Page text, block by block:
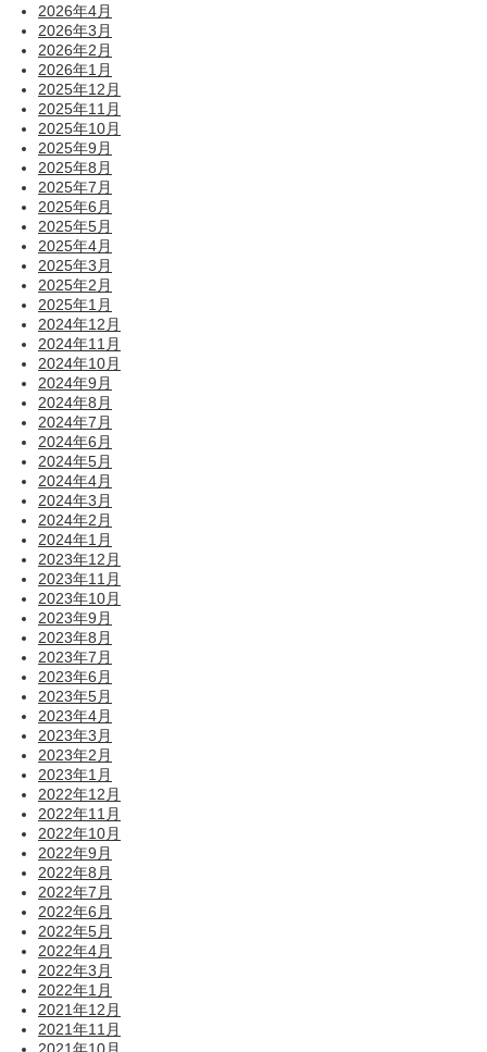
2026年4月
2026年3月
2026年2月
2026年1月
2025年12月
2025年11月
2025年10月
2025年9月
2025年8月
2025年7月
2025年6月
2025年5月
2025年4月
2025年3月
2025年2月
2025年1月
2024年12月
2024年11月
2024年10月
2024年9月
2024年8月
2024年7月
2024年6月
2024年5月
2024年4月
2024年3月
2024年2月
2024年1月
2023年12月
2023年11月
2023年10月
2023年9月
2023年8月
2023年7月
2023年6月
2023年5月
2023年4月
2023年3月
2023年2月
2023年1月
2022年12月
2022年11月
2022年10月
2022年9月
2022年8月
2022年7月
2022年6月
2022年5月
2022年4月
2022年3月
2022年1月
2021年12月
2021年11月
2021年10月